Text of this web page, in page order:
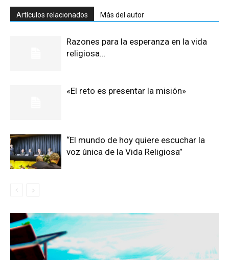
Artículos relacionados Más del autor
Razones para la esperanza en la vida
religiosa…
«El reto es presentar la misión»
“El mundo de hoy quiere escuchar la
voz única de la Vida Religiosa”